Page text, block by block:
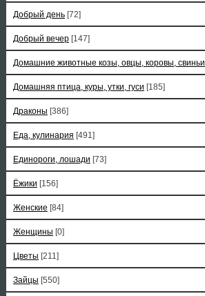
Добрый день [72]
Добрый вечер [147]
Домашние животные козы, овцы, коровы, свиньи
Домашняя птица, куры, утки, гуси [185]
Драконы [386]
Еда, кулинария [491]
Единороги, лошади [73]
Ёжики [156]
Женские [84]
Женщины [0]
Цветы [211]
Зайцы [550]